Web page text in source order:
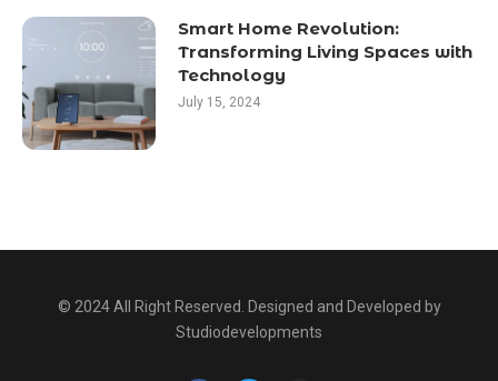
Smart Home Revolution:
Transforming Living Spaces with
Technology
July 15, 2024
© 2024 All Right Reserved. Designed and Developed by
Studiodevelopments